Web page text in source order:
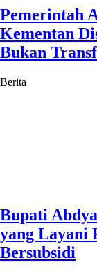
Pemerintah
Kementan
Bukan
Berita
Bupati
yang Layani
Bersubsidi